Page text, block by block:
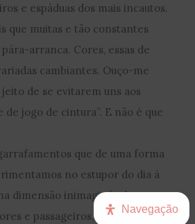
e espáduas dos mais incautos.
que muitas e tão constantes
arranca. Cores, essas de
cambiantes. Ouço-me
de se evitarem uns aos
de jogo de cintura”. E não é que
que de uma forma
no estupor do dia à
dimensão inimaginável.
e passageiros, para mitigar a
Navegação